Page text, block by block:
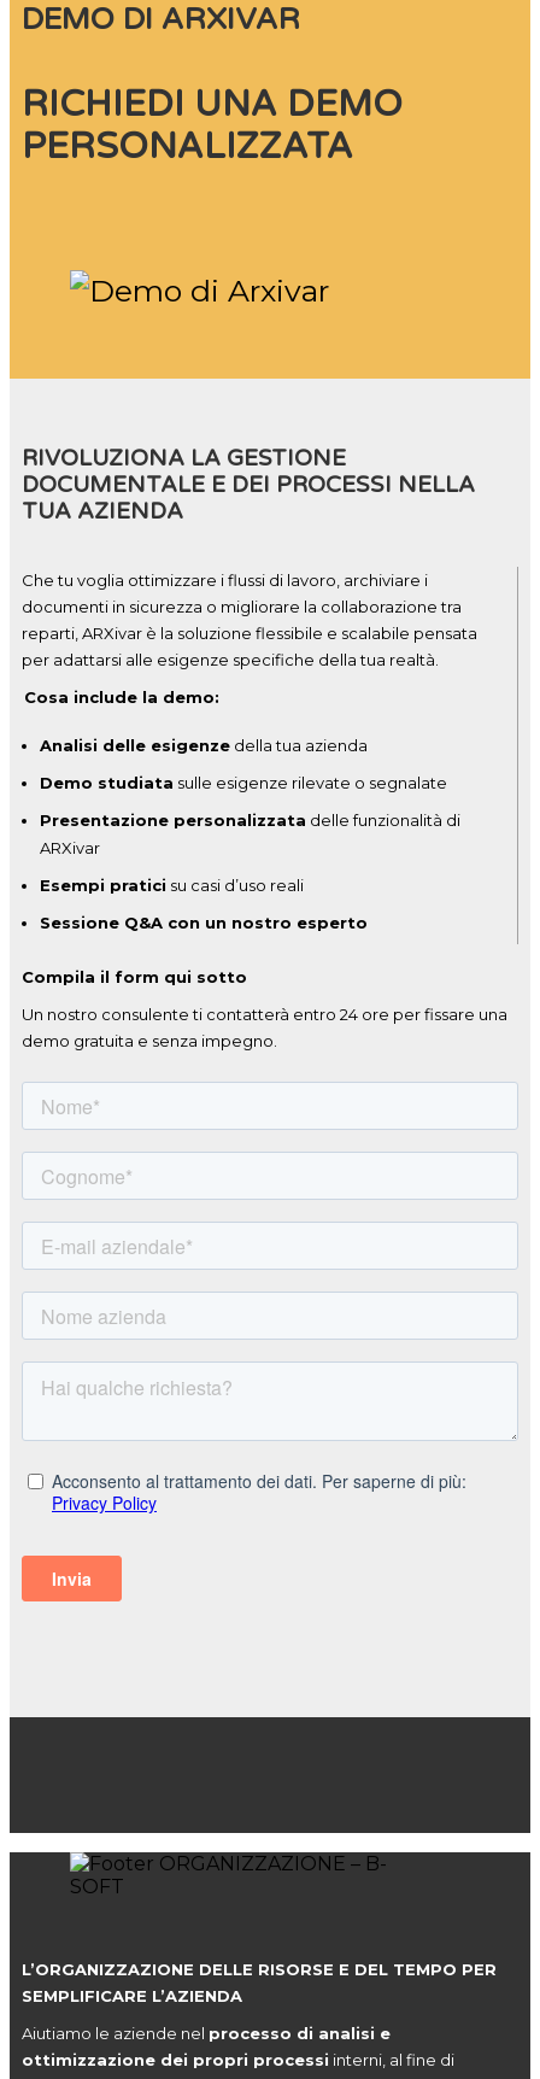
DEMO DI ARXIVAR
RICHIEDI UNA DEMO
PERSONALIZZATA
RIVOLUZIONA LA GESTIONE
DOCUMENTALE E DEI PROCESSI NELLA
TUA AZIENDA
Che tu voglia ottimizzare i flussi di lavoro, archiviare i
documenti in sicurezza o migliorare la collaborazione tra
reparti, ARXivar è la soluzione flessibile e scalabile pensata
per adattarsi alle esigenze specifiche della tua realtà.
Cosa include la demo:
Analisi delle esigenze della tua azienda
Demo studiata sulle esigenze rilevate o segnalate
Presentazione personalizzata delle funzionalità di
ARXivar
Esempi pratici su casi d’uso reali
Sessione Q&A con un nostro esperto
Compila il form qui sotto
Un nostro consulente ti contatterà entro 24 ore per fissare una
demo gratuita e senza impegno.
L’ORGANIZZAZIONE DELLE RISORSE E DEL TEMPO PER
SEMPLIFICARE L’AZIENDA
Aiutiamo le aziende nel processo di analisi e
ottimizzazione dei propri processi interni, al fine di